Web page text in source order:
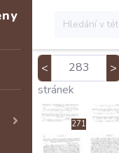
< >
stránek
268
271